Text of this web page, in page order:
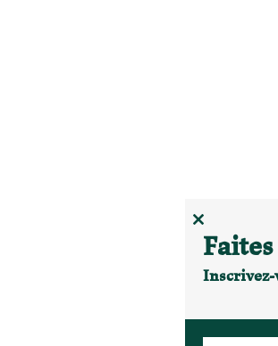
CLOSE
THIS
MODULE